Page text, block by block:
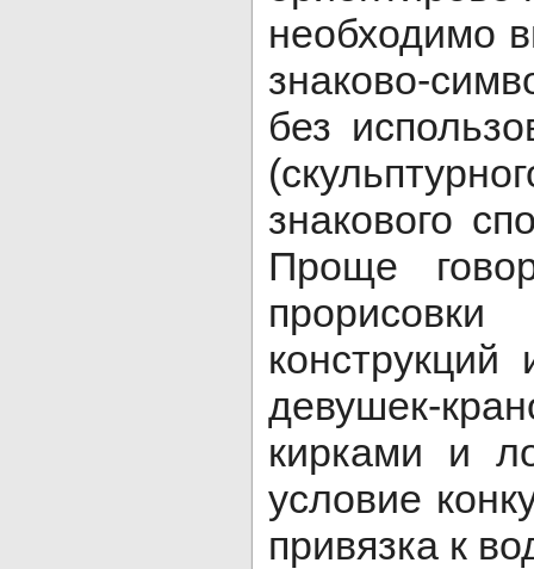
необходимо
знаково-
без
знакового
Проще
девушек-
кирками и
условие
привязка к